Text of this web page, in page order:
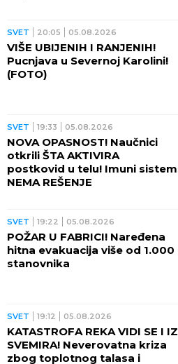
SVET 20:05 05.08.2026
VIŠE UBIJENIH I RANJENIH!
Pucnjava u Severnoj Karolini!
(FOTO)
SVET 19:33 05.08.2026
NOVA OPASNOST! Naučnici
otkrili ŠTA AKTIVIRA
postkovid u telu! Imuni sistem
NEMA REŠENJE
SVET 19:22 05.08.2026
POŽAR U FABRICI! Naređena
hitna evakuacija više od 1.000
stanovnika
SVET 19:12 05.08.2026
KATASTROFA REKA VIDI SE I IZ
SVEMIRA! Neverovatna kriza
zbog toplotnog talasa i